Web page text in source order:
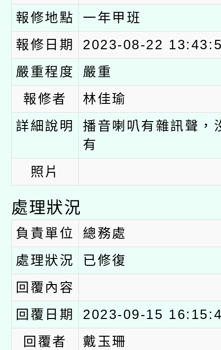
「數位內容與教學軟體
pilot」
有關大陸委員會函釋公
薪期間赴陸應申請許可
轉知經濟部水利署委託
業技術研究院辦理「
用水績優單位及節水達
115年8月22日(星期六)
桃園市孔廟祈福系列
開 智慧啟航」
2026年桃園地景藝術
報修地點
一年甲班
報修日期
2023-08-22
嚴重程度
嚴重
報修者
林佳瑜
詳細說明
播音喇叭有雜訊聲，
有
照片
處理狀況
負責單位
總務處
處理狀況
已修復
回覆內容
回覆日期
2023-09-15
回覆者
戴玉珊